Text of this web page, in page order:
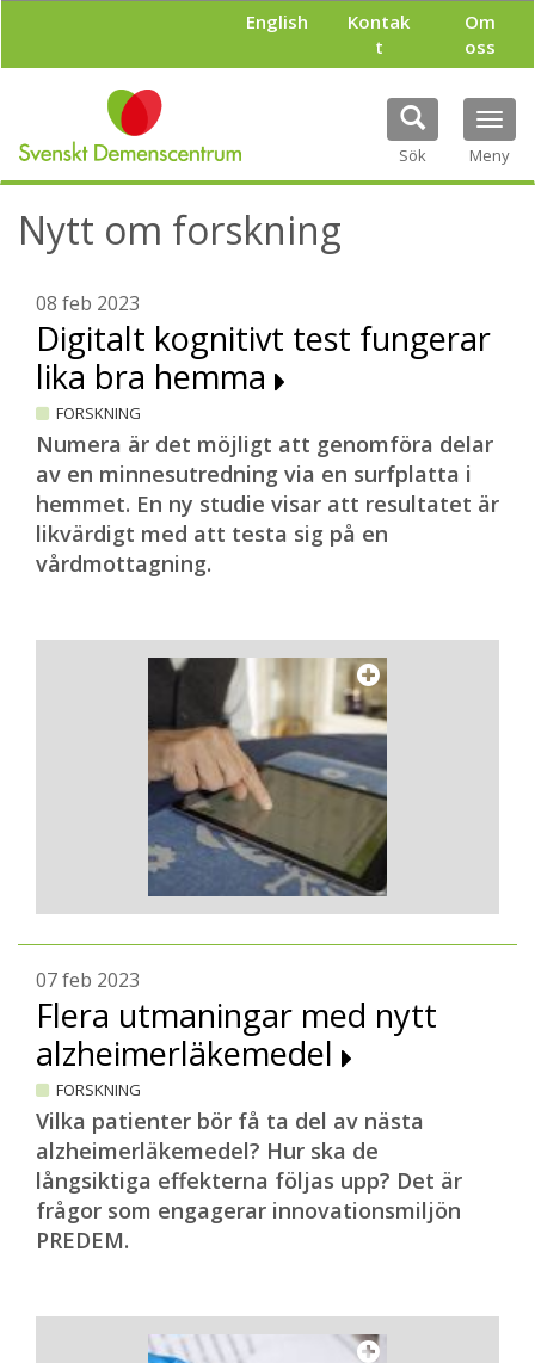
l
English
Kontak
t
Om
oss
Sök Meny
Nytt om forskning
08 feb 2023
Digitalt kognitivt test fungerar
lika bra hemma
FORSKNING
Numera är det möjligt att genomföra delar
av en minnesutredning via en surfplatta i
hemmet. En ny studie visar att resultatet är
likvärdigt med att testa sig på en
vårdmottagning.
07 feb 2023
Flera utmaningar med nytt
alzheimerläkemedel
FORSKNING
Vilka patienter bör få ta del av nästa
alzheimerläkemedel? Hur ska de
långsiktiga effekterna följas upp? Det är
frågor som engagerar innovationsmiljön
PREDEM.